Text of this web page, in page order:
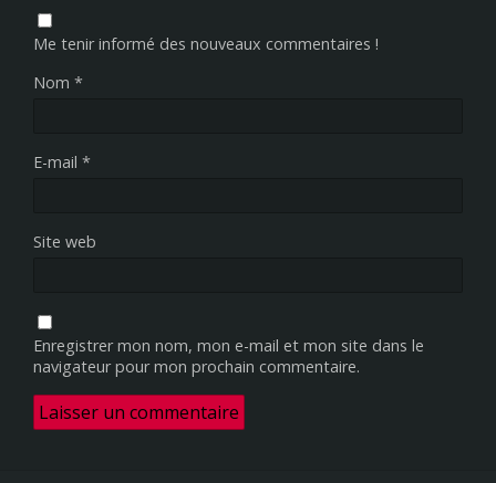
Me tenir informé des nouveaux commentaires !
Nom *
E-mail *
Site web
Enregistrer mon nom, mon e-mail et mon site dans le
navigateur pour mon prochain commentaire.